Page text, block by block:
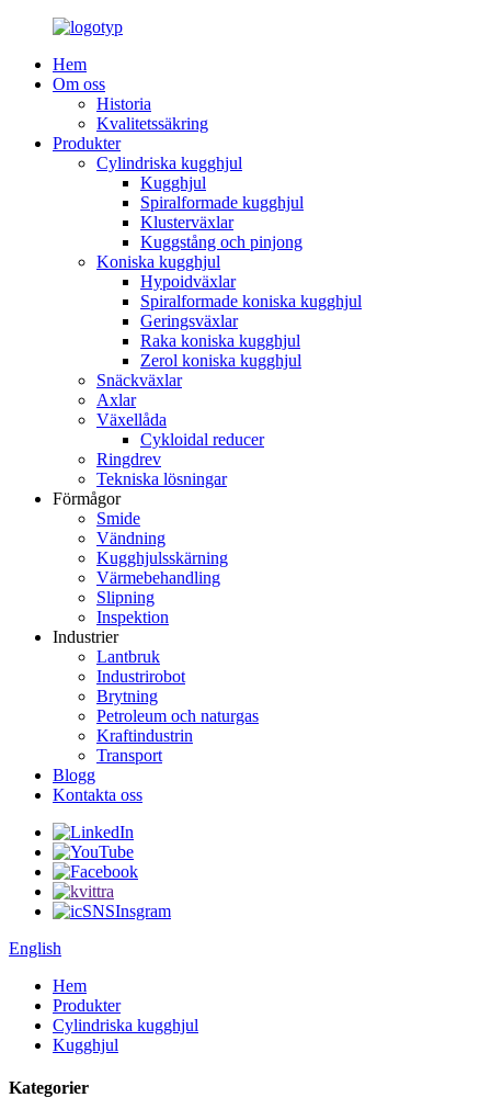
Hem
Om oss
Historia
Kvalitetssäkring
Produkter
Cylindriska kugghjul
Kugghjul
Spiralformade kugghjul
Klusterväxlar
Kuggstång och pinjong
Koniska kugghjul
Hypoidväxlar
Spiralformade koniska kugghjul
Geringsväxlar
Raka koniska kugghjul
Zerol koniska kugghjul
Snäckväxlar
Axlar
Växellåda
Cykloidal reducer
Ringdrev
Tekniska lösningar
Förmågor
Smide
Vändning
Kugghjulsskärning
Värmebehandling
Slipning
Inspektion
Industrier
Lantbruk
Industrirobot
Brytning
Petroleum och naturgas
Kraftindustrin
Transport
Blogg
Kontakta oss
English
Hem
Produkter
Cylindriska kugghjul
Kugghjul
Kategorier